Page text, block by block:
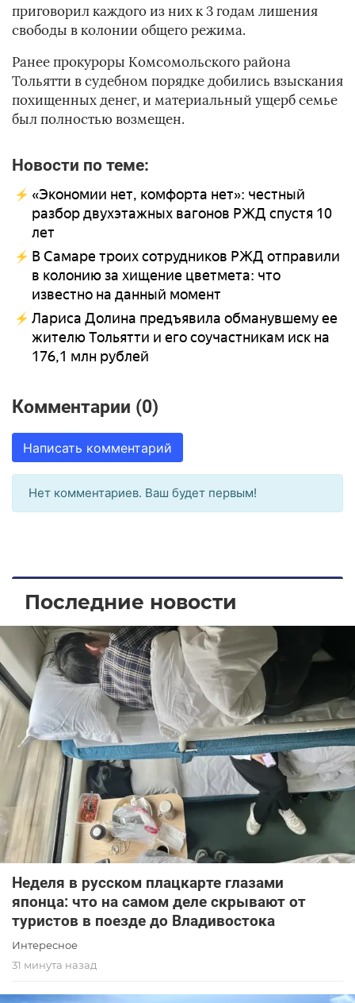
приговорил каждого из них к 3 годам лишения
свободы в колонии общего режима.
Ранее прокуроры Комсомольского района
Тольятти в судебном порядке добились взыскания
похищенных денег, и материальный ущерб семье
был полностью возмещен.
Новости по теме:
«Экономии нет, комфорта нет»: честный
разбор двухэтажных вагонов РЖД спустя 10
лет
В Самаре троих сотрудников РЖД отправили
в колонию за хищение цветмета: что
известно на данный момент
Лариса Долина предъявила обманувшему ее
жителю Тольятти и его соучастникам иск на
176,1 млн рублей
Комментарии (0)
Написать комментарий
Нет комментариев. Ваш будет первым!
Последние новости
Неделя в русском плацкарте глазами
японца: что на самом деле скрывают от
туристов в поезде до Владивостока
Интересное
31 минута назад